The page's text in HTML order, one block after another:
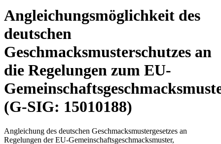
Angleichungsmöglichkeit des
deutschen
Geschmacksmusterschutzes an
die Regelungen zum EU-
(G-SIG: 15010188)
Angleichung des deutschen Geschmacksmustergesetzes an
Regelungen der EU-Gemeinschaftsgeschmacksmuster,